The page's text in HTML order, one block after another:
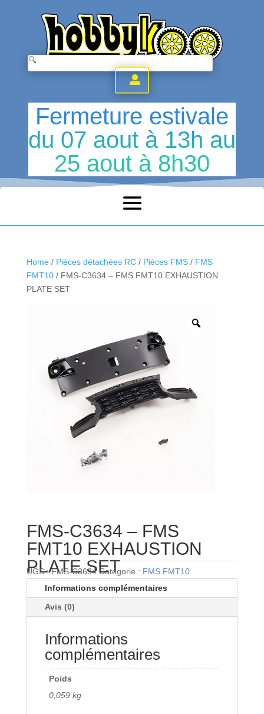
.
Fermeture estivale
du 07 aout à 13h au
25 aout à 8h30
Home/ Pièces détachées RC/ Pièces FMS/ FMS
FMT10/ FMS-C3634 – FMS FMT10 EXHAUSTION
PLATE SET
FMS-C3634 – FMS
FMT10 EXHAUSTION
PLATE SET
UGS :FMS-C3634 Catégorie : FMS FMT10
Informations complémentaires
Avis (0)
Informations
complémentaires
Poids
0,059 kg